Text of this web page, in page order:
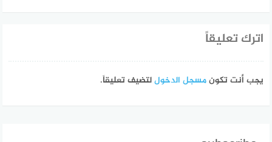
اترك تعليقاً
يجب أنت تكونمسجل الدخوللتضيف تعليقاً.